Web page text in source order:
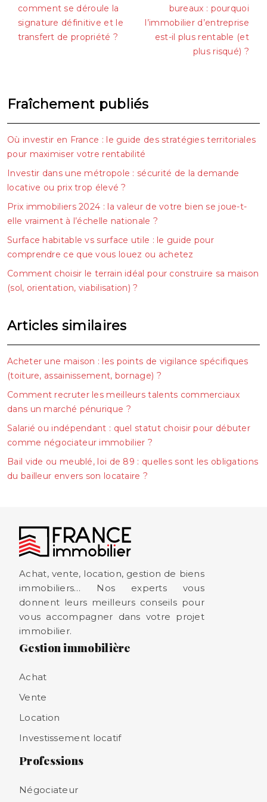
comment se déroule la
signature définitive et le
transfert de propriété ?
bureaux : pourquoi
l’immobilier d’entreprise
est-il plus rentable (et
plus risqué) ?
Fraîchement publiés
Où investir en France : le guide des stratégies territoriales
pour maximiser votre rentabilité
Investir dans une métropole : sécurité de la demande
locative ou prix trop élevé ?
Prix immobiliers 2024 : la valeur de votre bien se joue-t-
elle vraiment à l’échelle nationale ?
Surface habitable vs surface utile : le guide pour
comprendre ce que vous louez ou achetez
Comment choisir le terrain idéal pour construire sa maison
(sol, orientation, viabilisation) ?
Articles similaires
Acheter une maison : les points de vigilance spécifiques
(toiture, assainissement, bornage) ?
Comment recruter les meilleurs talents commerciaux
dans un marché pénurique ?
Salarié ou indépendant : quel statut choisir pour débuter
comme négociateur immobilier ?
Bail vide ou meublé, loi de 89 : quelles sont les obligations
du bailleur envers son locataire ?
Achat, vente, location, gestion de biens
immobiliers… Nos experts vous
donnent leurs meilleurs conseils pour
vous accompagner dans votre projet
immobilier.
Gestion immobilière
Achat
Vente
Location
Investissement locatif
Professions
Négociateur